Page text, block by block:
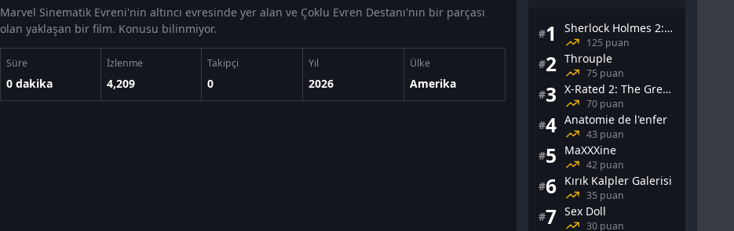
Marvel Sinematik Evreni'nin altıncı evresinde yer alan ve Çoklu Evren Destanı'nın bir parçası
olan yaklaşan bir film. Konusu bilinmiyor.
Süre
0 dakika
İzlenme
4,209
Takipçi
0
Yıl
2026
Ülke
Amerika
#1 Sherlock Holmes 2: Gölge Oyunları
125 puan
#2 Throuple
75 puan
#3 X-Rated 2: The Greatest Adult Stars of All-Time
70 puan
#4 Anatomie de l'enfer
43 puan
#5 MaXXXine
42 puan
#6 Kırık Kalpler Galerisi
35 puan
#7 Sex Doll
30 puan